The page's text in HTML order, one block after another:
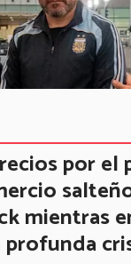
por el
mientras
profunda